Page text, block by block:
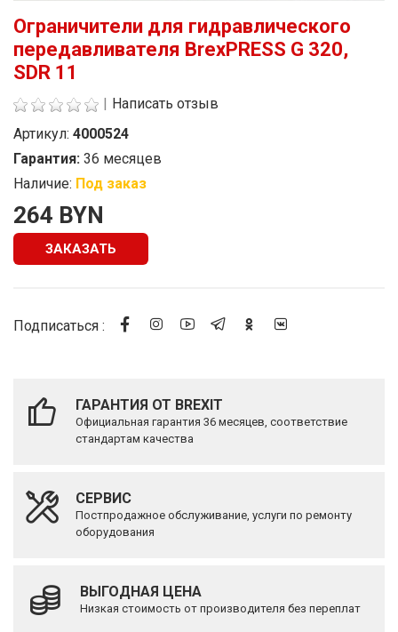
Ограничители для гидравлического
передавливателя BrexPRESS G 320,
SDR 11
| Написать отзыв
Артикул: 4000524
Гарантия: 36 месяцев
Наличие: Под заказ
Стоимость
264 BYN
ЗАКАЗАТЬ
Подписаться :
ГАРАНТИЯ ОТ BREXIT
Официальная гарантия 36 месяцев, соответствие
стандартам качества
СЕРВИС
Постпродажное обслуживание, услуги по ремонту
оборудования
ВЫГОДНАЯ ЦЕНА
Низкая стоимость от производителя без переплат